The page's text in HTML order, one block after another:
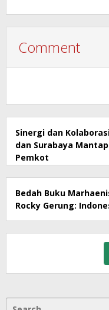
Comment
Sinergi dan
dan Surabaya
Pemkot
Bedah Buku
Rocky Gerung:
Search